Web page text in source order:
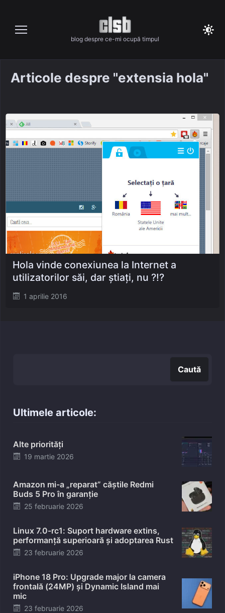
content
blog despre ce-mi ocupă timpul
Articole despre "extensia hola"
Posted
1 aprilie 2016
Hola vinde conexiunea la Internet a
utilizatorilor săi, dar știați, nu ?!?
Caută
Ultimele articole:
Alte priorități
Posted
19 martie 2026
Amazon mi-a „reparat” căștile Redmi
Buds 5 Pro în garanție
Posted
25 februarie 2026
Linux 7.0-rc1: Suport hardware extins,
performanță superioară și adoptarea Rust
Posted
23 februarie 2026
iPhone 18 Pro: Upgrade major la camera
frontală (24MP) și Dynamic Island mai
mic
Posted
23 februarie 2026